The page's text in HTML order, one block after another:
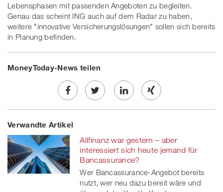
Lebensphasen mit passenden Angeboten zu begleiten.
Genau das scheint ING auch auf dem Radar zu haben,
weitere "innovative Versicherungslösungen" sollen sich bereits
in Planung befinden.
MoneyToday-News teilen
Share
on
Facebook
Twe
on
twitt
er
Share
linkedin
Share
Xing
Verwandte Artikel
Allfinanz war gestern – aber
interessiert sich heute jemand für
Bancassurance?
Wer Bancassurance-Angebot bereits
nutzt, wer neu dazu bereit wäre und